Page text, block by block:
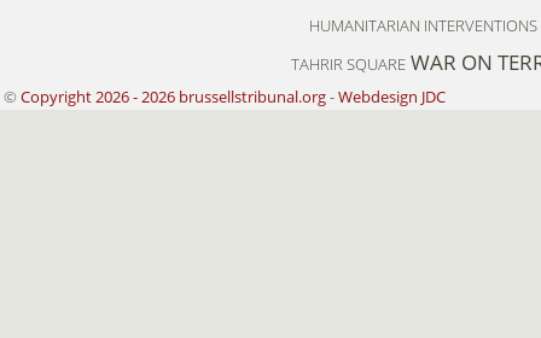
HUMANITARIAN INTERVENTIONS
TAHRIR SQUARE WAR ON
© Copyright 2026 - 2026 brussellstribunal.org-Webdesign JDC